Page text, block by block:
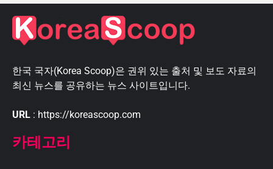
한국 국자(Korea Scoop)은 권위 있는 출처 및 보도 자료의
최신 뉴스를 공유하는 뉴스 사이트입니다.
URL : https://koreascoop.com
카테고리